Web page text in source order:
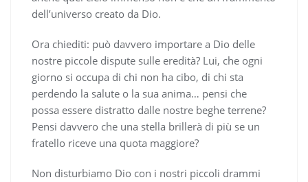
dell’universo creato da Dio.
Ora chiediti: può davvero importare a Dio delle
nostre piccole dispute sulle eredità? Lui, che ogni
giorno si occupa di chi non ha cibo, di chi sta
perdendo la salute o la sua anima… pensi che
possa essere distratto dalle nostre beghe terrene?
Pensi davvero che una stella brillerà di più se un
fratello riceve una quota maggiore?
Non disturbiamo Dio con i nostri piccoli drammi